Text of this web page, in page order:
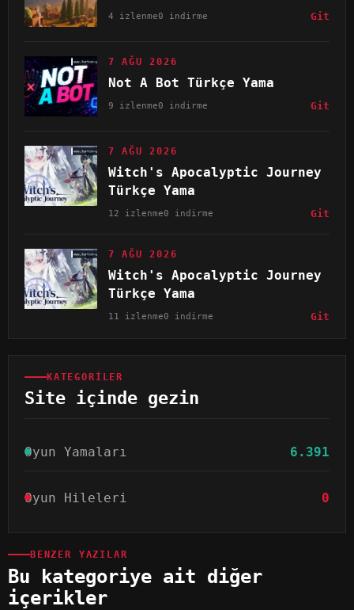
4 izlenme0 indirme Git
7 AĞU 2026
Not A Bot Türkçe Yama
9 izlenme0 indirme Git
7 AĞU 2026
Witch's Apocalyptic Journey
Türkçe Yama
12 izlenme0 indirme Git
7 AĞU 2026
Witch's Apocalyptic Journey
Türkçe Yama
11 izlenme0 indirme Git
KATEGORILER
Site içinde gezin
Oyun Yamaları 6.391
Oyun Hileleri 0
BENZER YAZILAR
Bu kategoriye ait diğer
içerikler